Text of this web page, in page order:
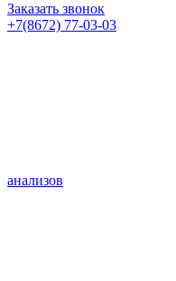
Заказать звонок
+7(8672) 77-03-03
анализов